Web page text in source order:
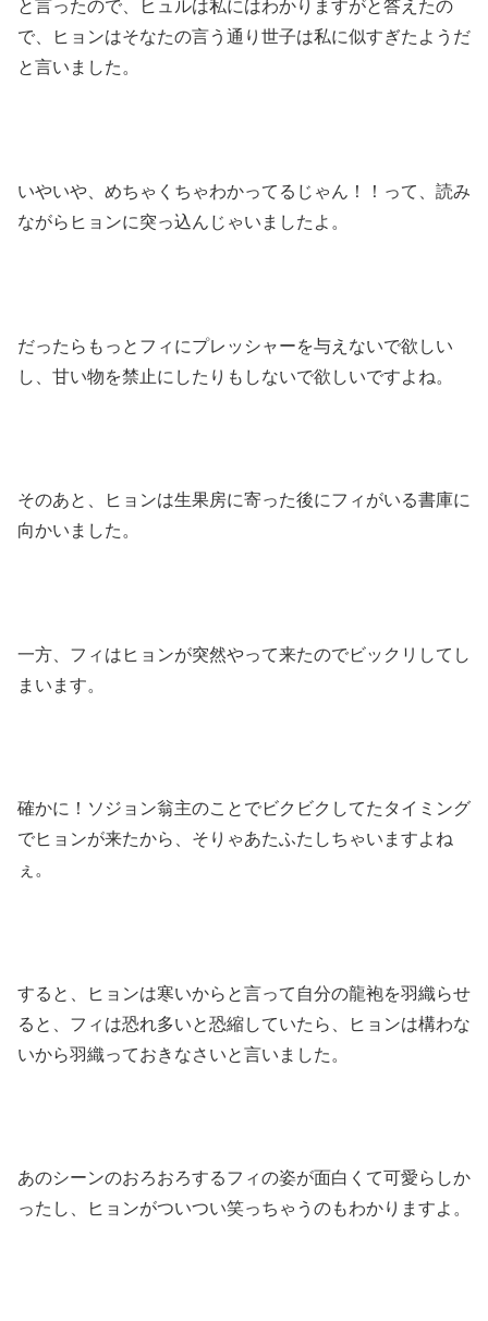
と言ったので、ヒュルは私にはわかりますがと答えたの
で、ヒョンはそなたの言う通り世子は私に似すぎたようだ
と言いました。
いやいや、めちゃくちゃわかってるじゃん！！って、読み
ながらヒョンに突っ込んじゃいましたよ。
だったらもっとフィにプレッシャーを与えないで欲しい
し、甘い物を禁止にしたりもしないで欲しいですよね。
そのあと、ヒョンは生果房に寄った後にフィがいる書庫に
向かいました。
一方、フィはヒョンが突然やって来たのでビックリしてし
まいます。
確かに！ソジョン翁主のことでビクビクしてたタイミング
でヒョンが来たから、そりゃあたふたしちゃいますよね
ぇ。
すると、ヒョンは寒いからと言って自分の龍袍を羽織らせ
ると、フィは恐れ多いと恐縮していたら、ヒョンは構わな
いから羽織っておきなさいと言いました。
あのシーンのおろおろするフィの姿が面白くて可愛らしか
ったし、ヒョンがついつい笑っちゃうのもわかりますよ。